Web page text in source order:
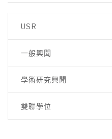
USR
一般興聞
學術研究興聞
雙聯學位